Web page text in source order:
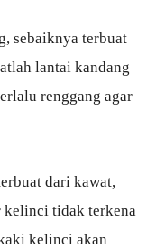
sebaiknya terbuat
lantai kandang
renggang agar
dari kawat,
tidak terkena
kelinci akan